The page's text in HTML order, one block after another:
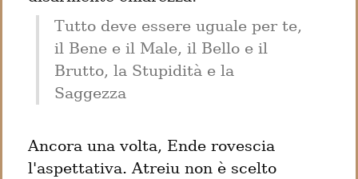
Tutto deve essere uguale per te,
il Bene e il Male, il Bello e il
Brutto, la Stupidità e la
Saggezza
Ancora una volta, Ende rovescia
l'aspettativa. Atreiu non è scelto